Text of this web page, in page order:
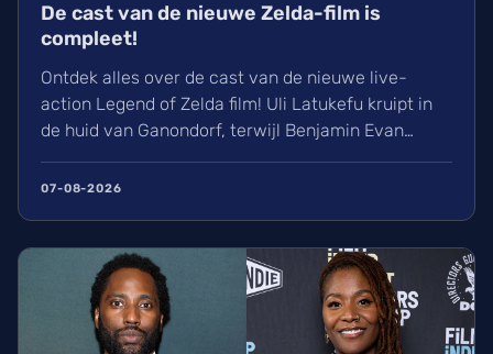
De cast van de nieuwe Zelda-film is
compleet!
Ontdek alles over de cast van de nieuwe live-
action Legend of Zelda film! Uli Latukefu kruipt in
de huid van Ganondorf, terwijl Benjamin Evan
Ainsworth en Bo Bragason de rollen van Link en
Zelda vertolken. De film, geregisseerd door Wes
wachten!
07-08-2026